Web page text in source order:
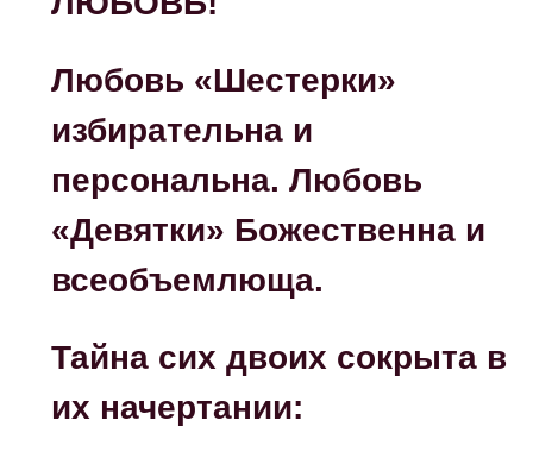
Любовь «Шестерки»
избирательна и
персональна. Любовь
«Девятки» Божественна и
всеобъемлюща.
Тайна сих двоих сокрыта в
их начертании: